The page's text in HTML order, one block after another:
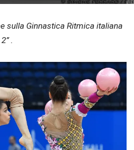
sulla Ginnastica Ritmica italiana
.